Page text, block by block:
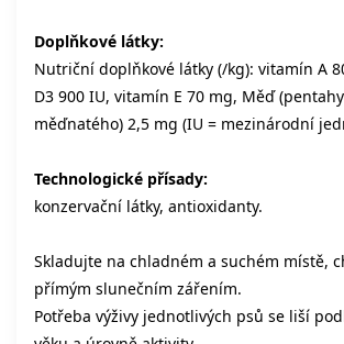
Doplňkové látky:
Nutriční doplňkové látky (/kg): vitamín A
D3 900 IU, vitamín E 70 mg, Měď
měďnatého) 2,5 mg (IU = mezinárodní
Technologické přísady:
konzervační látky, antioxidanty.
Skladujte na chladném a suchém místě,
přímým slunečním zářením.
Potřeba výživy jednotlivých psů se liší